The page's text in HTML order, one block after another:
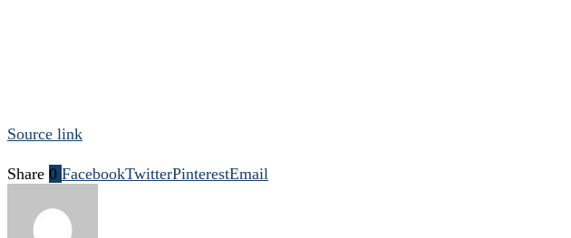
Source link
Share 0 FacebookTwitterPinterestEmail